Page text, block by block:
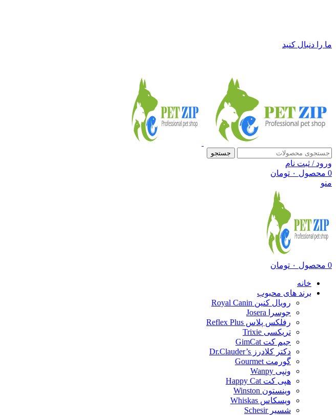
ما را دنبال کنید
جستجو
ورود / ثبت نام
0 محصول ۰ تومان
منو
0 محصول ۰ تومان
خانه
برند های محبوب
رویال کنین Royal Canin
جوسرا Josera
رفلکس پلاس Reflex Plus
تریکسی Trixie
جیم کت GimCat
دکتر کلادرز Dr.Clauder’s
گورمت Gourmet
ونپی Wanpy
هپی کت Happy Cat
وینستون Winston
ویسکاس Whiskas
شسیر Schesir